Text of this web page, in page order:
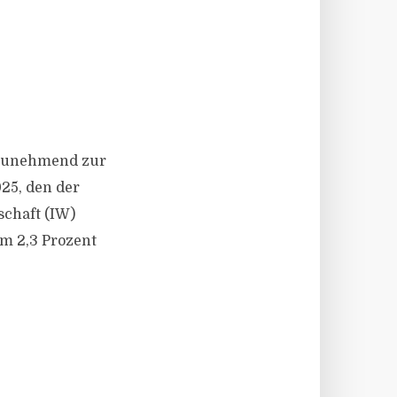
zur
den der
(IW)
2,3 Prozent